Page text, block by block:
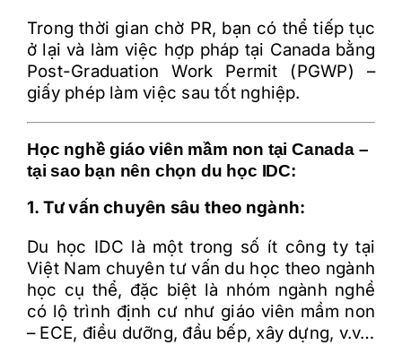
Trong thời gian chờ PR, bạn có thể tiếp tục
ở lại và làm việc hợp pháp tại Canada bằng
Post-Graduation Work Permit (PGWP) –
giấy phép làm việc sau tốt nghiệp.
Học nghề giáo viên mầm non tại Canada –
tại sao bạn nên chọn du học IDC:
1. Tư vấn chuyên sâu theo ngành:
Du học IDC là một trong số ít công ty tại
Việt Nam chuyên tư vấn du học theo ngành
học cụ thể, đặc biệt là nhóm ngành nghề
có lộ trình định cư như giáo viên mầm non
– ECE, điều dưỡng, đầu bếp, xây dựng, v.v…